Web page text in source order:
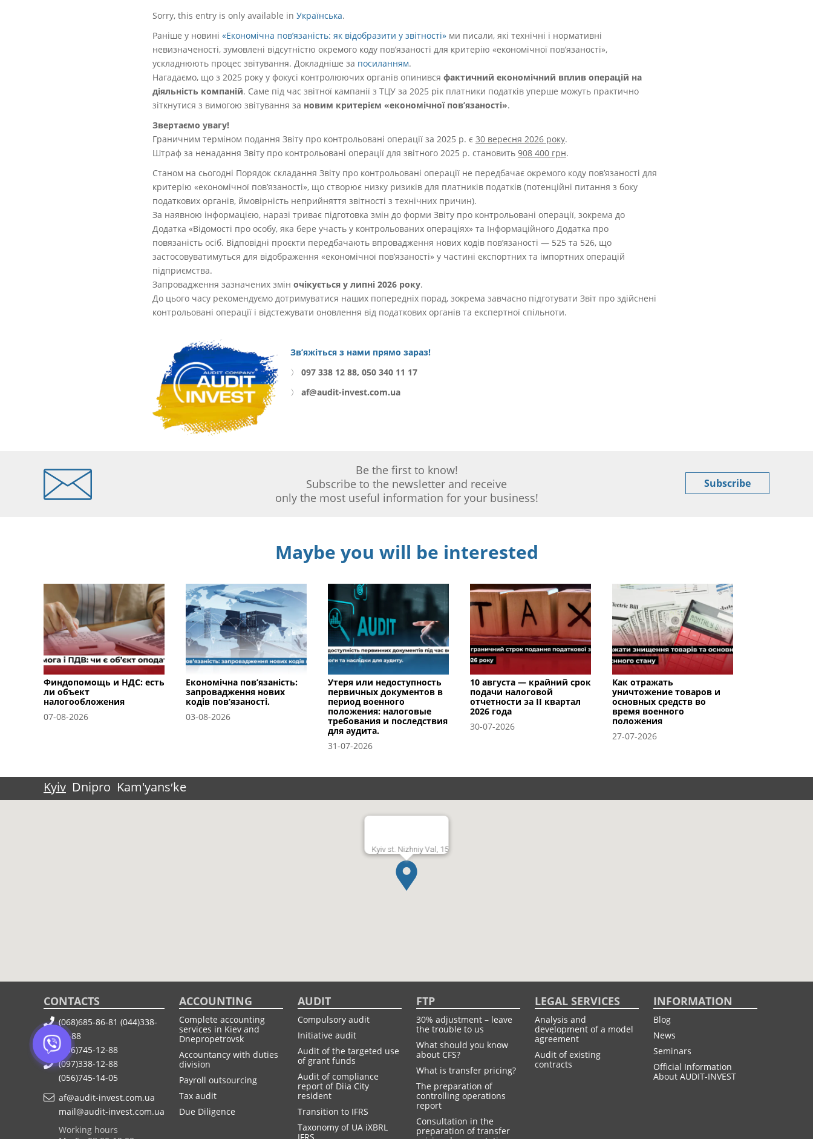
Sorry, this entry is only available in Українська.
Раніше у новині «Економічна пов’язаність: як відобразити у звітності» ми писали, які технічні і нормативні
невизначеності, зумовлені відсутністю окремого коду пов’язаності для критерію «економічної пов’язаності»,
ускладнюють процес звітування. Докладніше за посиланням.
Нагадаємо, що з 2025 року у фокусі контролюючих органів опинився фактичний економічний вплив операцій на
діяльність компаній. Саме під час звітної кампанії з ТЦУ за 2025 рік платники податків уперше можуть практично
зіткнутися з вимогою звітування за новим критерієм «економічної пов’язаності».
Звертаємо увагу!
Граничним терміном подання Звіту про контрольовані операції за 2025 р. є 30 вересня 2026 року.
Штраф за ненадання Звіту про контрольовані операції для звітного 2025 р. становить 908 400 грн.
Станом на сьогодні Порядок складання Звіту про контрольовані операції не передбачає окремого коду пов’язаності для
критерію «економічної пов’язаності», що створює низку ризиків для платників податків (потенційні питання з боку
податкових органів, ймовірність неприйняття звітності з технічних причин).
За наявною інформацією, наразі триває підготовка змін до форми Звіту про контрольовані операції, зокрема до
Додатка «Відомості про особу, яка бере участь у контрольованих операціях» та Інформаційного Додатка про
повязаність осіб. Відповідні проєкти передбачають впровадження нових кодів пов’язаності — 525 та 526, що
застосовуватимуться для відображення «економічної пов’язаності» у частині експортних та імпортних операцій
підприємства.
Запровадження зазначених змін очікується у липні 2026 року.
До цього часу рекомендуємо дотримуватися наших попередніх порад, зокрема завчасно підготувати Звіт про здійснені
контрольовані операції і відстежувати оновлення від податкових органів та експертної спільноти.
Зв’яжіться з нами прямо зараз!
〉
097 338 12 88, 050 340 11 17
〉
af@audit-invest.com.ua
Be the first to know!
Subscribe to the newsletter and receive
only the most useful information for your business!
Subscribe
Maybe you will be interested
Финдопомощь и НДС: есть
ли объект
налогообложения
07-08-2026
Економічна пов’язаність:
запровадження нових
кодів пов’язаності.
03-08-2026
Утеря или недоступность
первичных документов в
период военного
положения: налоговые
требования и последствия
для аудита.
31-07-2026
10 августа — крайний срок
подачи налоговой
отчетности за II квартал
2026 года
30-07-2026
Как отражать
уничтожение товаров и
основных средств во
время военного
положения
27-07-2026
Kyiv Dnipro Kam'yansʹke
Kyiv st. Nizhniy Val, 15
CONTACTS
(068)685-86-81 (044)338-
12-88
(056)745-12-88
(097)338-12-88
(056)745-14-05
af@audit-invest.com.ua
mail@audit-invest.com.ua
Working hours
ACCOUNTING
Complete accounting
services in Kiev and
Dnepropetrovsk
Accountancy with duties
division
Payroll outsourcing
Tax audit
Due Diligence
AUDIT
Compulsory audit
Initiative audit
Audit of the targeted use
of grant funds
Audit of compliance
report of Diia City
resident
Transition to IFRS
Taxonomy of UA іXBRL
FTP
30% adjustment – leave
the trouble to us
What should you know
about CFS?
What is transfer pricing?
The preparation of
controlling operations
report
Consultation in the
preparation of transfer
LEGAL SERVICES
Analysis and
development of a model
agreement
Audit of existing
contracts
INFORMATION
Blog
News
Seminars
Official Information
About AUDIT-INVEST